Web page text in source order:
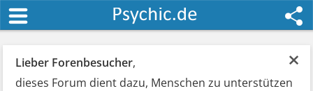
×
Lieber Forenbesucher,
dieses Forum dient dazu, Menschen zu unterstützen